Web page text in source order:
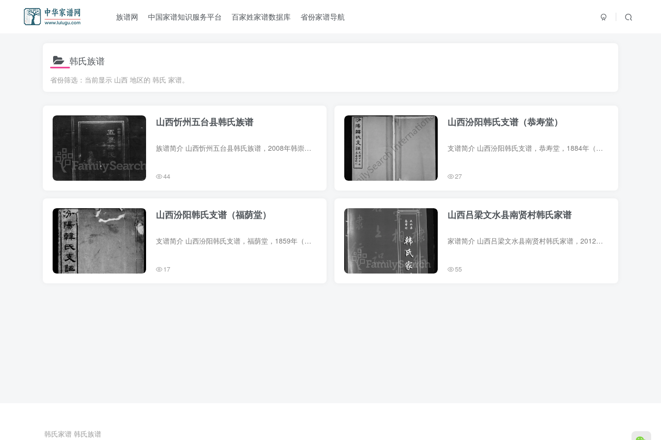
族谱网 中国家谱知识服务平台 百家姓家谱数据库 省份家谱导航
韩氏族谱
省份筛选：当前显示 山西 地区的 韩氏 家谱。
山西忻州五台县韩氏族谱
族谱简介 山西忻州五台县韩氏族谱，2008年韩崇义等纂修，1册。始迁祖韩琼，据称是北宋宰相韩琦十五世孙，明朝初年自山西繁峙圣水头村迁五台县西峡村。 族谱部分预览 电子版PDF网盘下载
44
山西汾阳韩氏支谱（恭寿堂）
支谱简介 山西汾阳韩氏支谱，恭寿堂，1884年（光绪10年）韩幼芸纂修，4册。该族出北宋忠献公韩琦之后，韩琦十二传由河南安阳迁山西文水石家庄。至二十一世韩左、韩右二公，明代复由石家庄徙汾阳...
27
山西汾阳韩氏支谱（福荫堂）
支谱简介 山西汾阳韩氏支谱，福荫堂，1859年（咸丰9年）校刻，1867年（同治6年）修改，韩鉁纂修，1册。该族出北宋忠献公韩琦之后，韩琦十二传由河南安阳迁山西文水石家庄。至二十一世韩左、韩右...
17
山西吕梁文水县南贤村韩氏家谱
家谱简介 山西吕梁文水县南贤村韩氏家谱，2012年韩秋明主编，1册。韩姓发源于山西地区，得姓始祖韩武子。山西文水县南贤村韩姓是由北宋三朝宰相忠献公韩琦之后十二世，从河南安阳迁徙至山西文水...
55
韩氏家谱 韩氏族谱